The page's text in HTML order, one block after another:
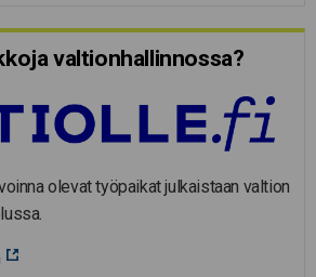
valtion­hal­lin­nossa?
olevat työpaikat julkaistaan valtion